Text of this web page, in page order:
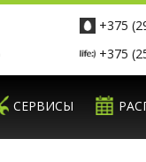
+375
+375
СЕРВИСЫ